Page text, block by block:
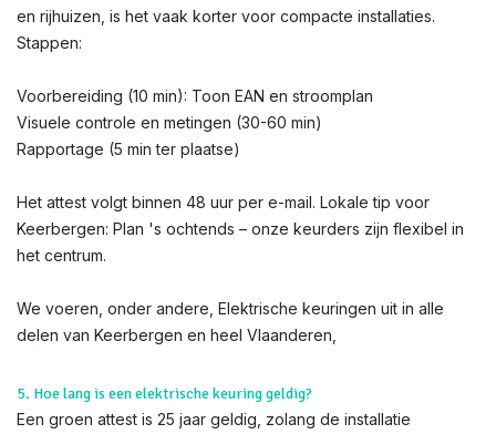
en rijhuizen, is het vaak korter voor compacte installaties.
Stappen:
Voorbereiding (10 min): Toon EAN en stroomplan
Visuele controle en metingen (30-60 min)
Rapportage (5 min ter plaatse)
Het attest volgt binnen 48 uur per e-mail. Lokale tip voor
Keerbergen: Plan 's ochtends – onze keurders zijn flexibel in
het centrum.
We voeren, onder andere, Elektrische keuringen uit in alle
delen van Keerbergen en heel Vlaanderen,
5. Hoe lang is een elektrische keuring geldig?
Een groen attest is 25 jaar geldig, zolang de installatie